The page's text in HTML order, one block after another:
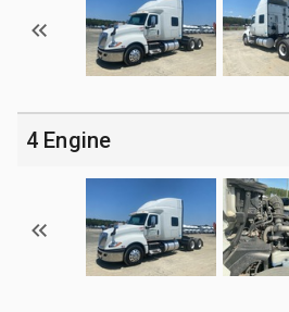
4 Engine